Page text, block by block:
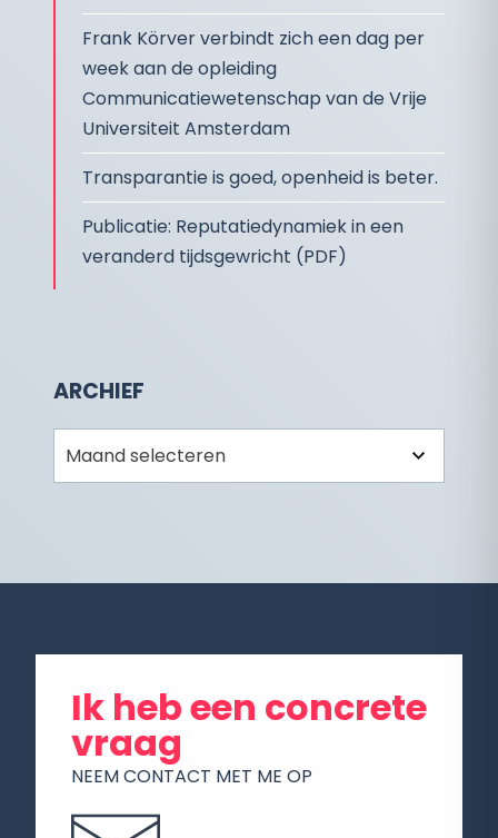
Frank Körver verbindt zich een dag per
week aan de opleiding
Communicatiewetenschap van de Vrije
Universiteit Amsterdam
Transparantie is goed, openheid is beter.
Publicatie: Reputatiedynamiek in een
veranderd tijdsgewricht (PDF)
ARCHIEF
Archief
Ik heb een concrete
vraag
NEEM CONTACT MET ME OP